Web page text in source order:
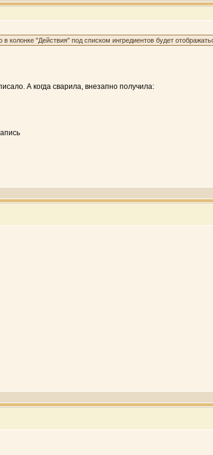
колонке "Действия" под списком ингредиентов будет
А когда сварила, внезапно получила: